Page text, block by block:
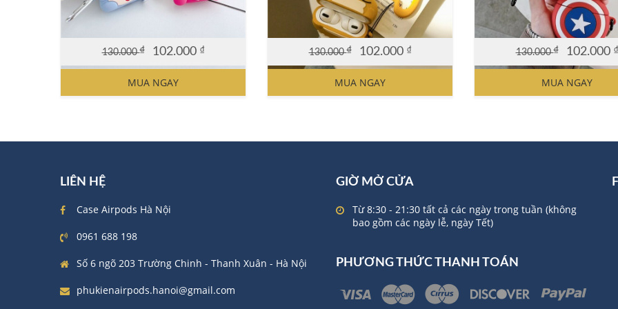
130.000₫
Original
was:
102.000 ₫
Current
is:
MUA NGAY
130.000₫
Original
was:
102.000 ₫
Current
is:
MUA NGAY
130.000₫
Original
was:
102.000 ₫
Current
is:
MUA NGAY
LIÊN HỆ
Case Airpods Hà Nội
0961 688 198
Số 6 ngõ 203 Trường Chinh - Thanh Xuân - Hà Nội
phukienairpods.hanoi@gmail.com
GIỜ MỞ CỬA
Từ 8:30 - 21:30 tất cả các ngày trong tuần (không
bao gồm các ngày lễ, ngày Tết)
PHƯƠNG THỨC THANH TOÁN